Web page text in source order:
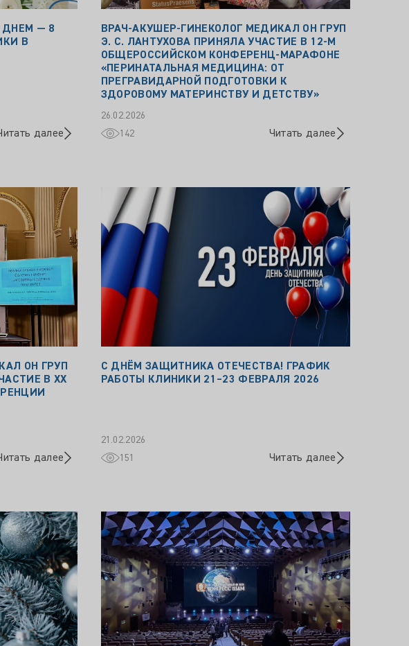
— 8
В
далее
ВРАЧ‑АКУШЕР‑ГИНЕКОЛОГ МЕДИКАЛ ОН ГРУП
Э. С. ЛАНТУХОВА ПРИНЯЛА УЧАСТИЕ В 12‑М
ОБЩЕРОССИЙСКОМ КОНФЕРЕНЦ‑МАРАФОНЕ
«ПЕРИНАТАЛЬНАЯ МЕДИЦИНА: ОТ
ПРЕГРАВИДАРНОЙ ПОДГОТОВКИ К
ЗДОРОВОМУ МАТЕРИНСТВУ И ДЕТСТВУ»
26.02.2026
142
Читать далее
ОН ГРУП
В XX
далее
С ДНЁМ ЗАЩИТНИКА ОТЕЧЕСТВА! ГРАФИК
РАБОТЫ КЛИНИКИ 21–23 ФЕВРАЛЯ 2026
21.02.2026
151
Читать далее